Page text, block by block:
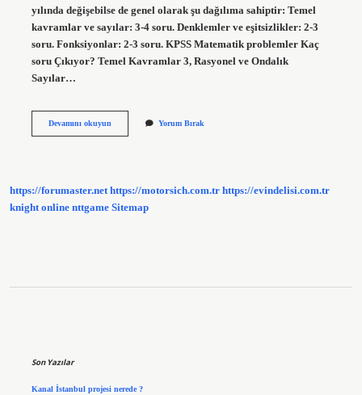
yılında değişebilse de genel olarak şu dağılıma sahiptir: Temel
kavramlar ve sayılar: 3-4 soru. Denklemler ve eşitsizlikler: 2-3
soru. Fonksiyonlar: 2-3 soru. KPSS Matematik problemler Kaç
soru Çıkıyor? Temel Kavramlar 3, Rasyonel ve Ondalık
Sayılar…
Devamını okuyunMatematik
Yorum Bırak
https://forumaster.net https://motorsich.com.tr https://evindelisi.com.tr
knight online nttgame Sitemap
Son Yazılar
Kanal İstanbul projesi nerede ?